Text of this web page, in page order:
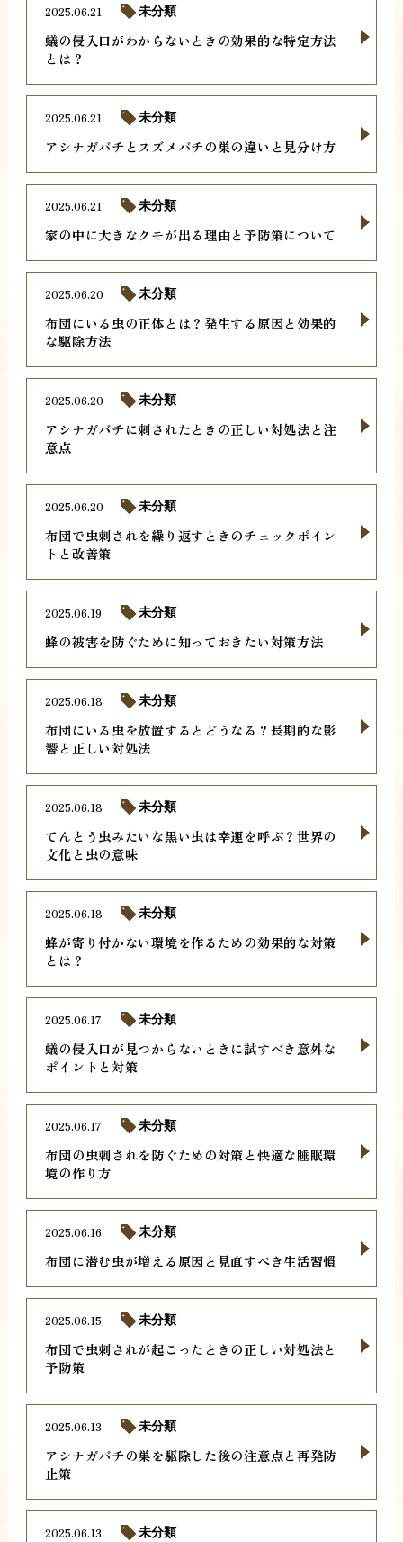
蟻の侵入口がわからないときの効果的な特定方法
とは？
2025.06.21 未分類
アシナガバチとスズメバチの巣の違いと見分け方
2025.06.21 未分類
家の中に大きなクモが出る理由と予防策について
2025.06.21 未分類
布団にいる虫の正体とは？発生する原因と効果的
な駆除方法
2025.06.20 未分類
アシナガバチに刺されたときの正しい対処法と注
意点
2025.06.20 未分類
布団で虫刺されを繰り返すときのチェックポイン
トと改善策
2025.06.20 未分類
蜂の被害を防ぐために知っておきたい対策方法
2025.06.19 未分類
布団にいる虫を放置するとどうなる？長期的な影
響と正しい対処法
2025.06.18 未分類
てんとう虫みたいな黒い虫は幸運を呼ぶ？世界の
文化と虫の意味
2025.06.18 未分類
蜂が寄り付かない環境を作るための効果的な対策
とは？
2025.06.18 未分類
蟻の侵入口が見つからないときに試すべき意外な
ポイントと対策
2025.06.17 未分類
布団の虫刺されを防ぐための対策と快適な睡眠環
境の作り方
2025.06.17 未分類
布団に潜む虫が増える原因と見直すべき生活習慣
2025.06.16 未分類
布団で虫刺されが起こったときの正しい対処法と
予防策
2025.06.15 未分類
アシナガバチの巣を駆除した後の注意点と再発防
止策
2025.06.13 未分類
2025.06.13 未分類